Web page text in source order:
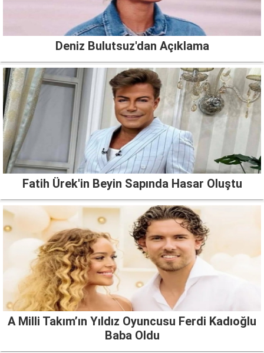
Deniz Bulutsuz'dan Açıklama
Fatih Ürek'in Beyin Sapında Hasar Oluştu
A Milli Takım’ın Yıldız Oyuncusu Ferdi Kadıoğlu
Baba Oldu